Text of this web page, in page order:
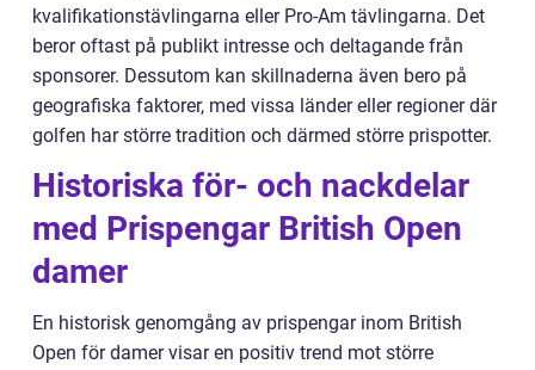
kvalifikationstävlingarna eller Pro-Am tävlingarna. Det
beror oftast på publikt intresse och deltagande från
sponsorer. Dessutom kan skillnaderna även bero på
geografiska faktorer, med vissa länder eller regioner där
golfen har större tradition och därmed större prispotter.
Historiska för- och nackdelar
med Prispengar British Open
damer
En historisk genomgång av prispengar inom British
Open för damer visar en positiv trend mot större